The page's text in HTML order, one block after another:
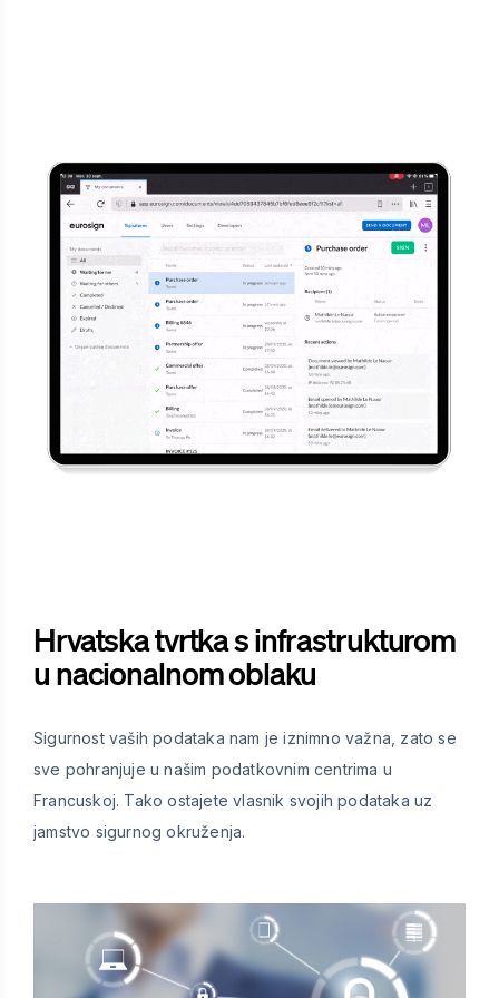
Hrvatska tvrtka s infrastrukturom
u nacionalnom oblaku
Sigurnost vaših podataka nam je iznimno važna, zato se
sve pohranjuje u našim podatkovnim centrima u
Francuskoj. Tako ostajete vlasnik svojih podataka uz
jamstvo sigurnog okruženja.